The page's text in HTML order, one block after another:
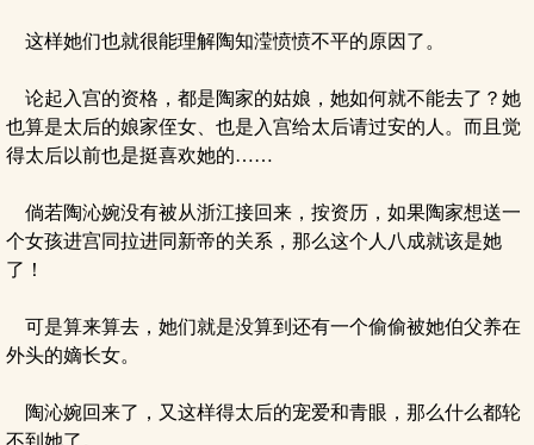
这样她们也就很能理解陶知滢愤愤不平的原因了。
论起入宫的资格，都是陶家的姑娘，她如何就不能去了？她
也算是太后的娘家侄女、也是入宫给太后请过安的人。而且觉
得太后以前也是挺喜欢她的……
倘若陶沁婉没有被从浙江接回来，按资历，如果陶家想送一
个女孩进宫同拉进同新帝的关系，那么这个人八成就该是她
了！
可是算来算去，她们就是没算到还有一个偷偷被她伯父养在
外头的嫡长女。
陶沁婉回来了，又这样得太后的宠爱和青眼，那么什么都轮
不到她了。